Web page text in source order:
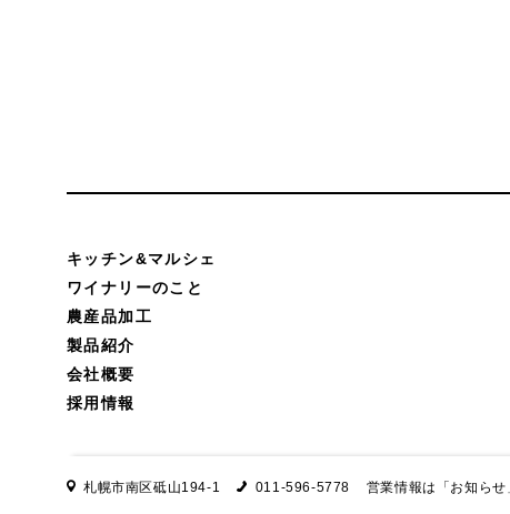
札幌市南区砥山194-1 011-596-5778 営業情報は 「お知らせ
キッチン&マルシェ
ワイナリーのこと
農産品加工
製品紹介
会社概要
採用情報